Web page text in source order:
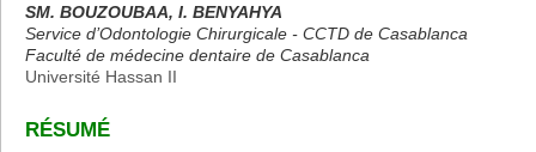
SM. BOUZOUBAA, I. BENYAHYA
Service d’Odontologie Chirurgicale - CCTD de Casablanca
Faculté de médecine dentaire de Casablanca
Université Hassan II
RÉSUMÉ